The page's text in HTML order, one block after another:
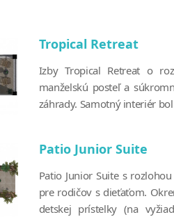
Tropical Retreat
Izby Tropical Retreat o
manželskú posteľ a
záhrady. Samotný interiér
Patio Junior Suite
Patio Junior Suite s
pre rodičov s dieťaťom.
detskej prístelky (na